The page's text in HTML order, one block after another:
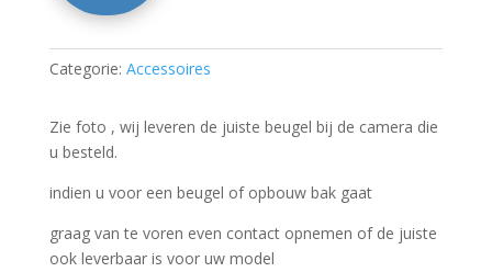
Categorie: Accessoires
Zie foto , wij leveren de juiste beugel bij de camera die
u besteld.
indien u voor een beugel of opbouw bak gaat
graag van te voren even contact opnemen of de juiste
ook leverbaar is voor uw model